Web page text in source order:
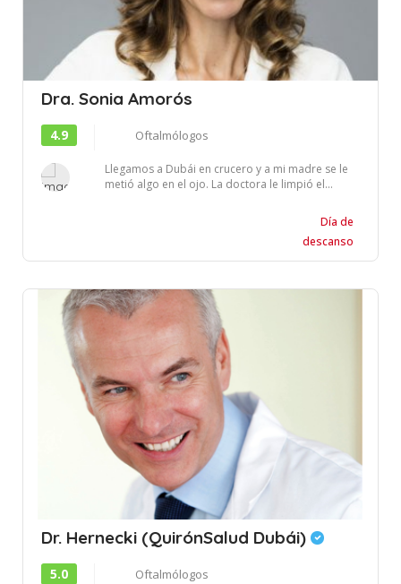
Dra. Sonia Amorós
4.9 Oftalmólogos
Llegamos a Dubái en crucero y a mi madre se le
metió algo en el ojo. La doctora le limpió el...
Día de
descanso
Dr. Hernecki (QuirónSalud Dubái)
5.0 Oftalmólogos